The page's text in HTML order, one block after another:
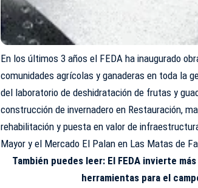
En los últimos 3 años el FEDA ha inaugurado
comunidades agrícolas y ganaderas en toda la
del laboratorio de deshidratación de frutas y
construcción de invernadero en Restauración,
rehabilitación y puesta en valor de
Mayor y el Mercado El Palan en Las Matas de
También puedes leer: El FEDA invierte
herramientas para el